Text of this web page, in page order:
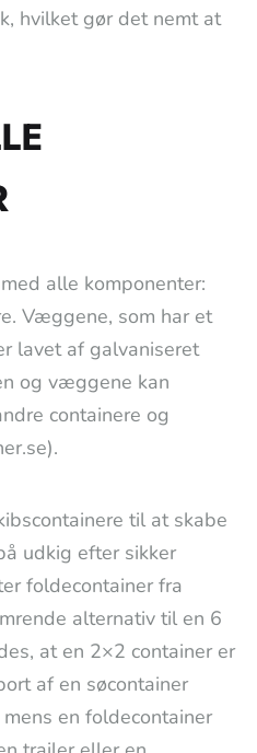
hvilket gør det nemt at
alle komponenter:
Væggene, som har et
lavet af galvaniseret
og væggene kan
containere og
til at skabe
udkig efter sikker
foldecontainer fra
alternativ til en 6
at en 2×2 container er
af en søcontainer
en foldecontainer